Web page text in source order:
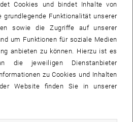
für Sauerstoff-Transport zwischen
Das gelingt durch das
man an der TU Wien viel Erfahrung
auf die richtige Weise von einem Gas
lässt, verhält sich die
man spricht von
das vorstellen wie bei der
Kugeln in der Trommel von einem
– also fluidisiert“, erklärt Stefan
Cookies und bindet Inhalte von
grundlegende Funktionalität unserer
sowie die Zugriffe auf unserer
um Funktionen für soziale Medien
anbieten zu können. Hierzu ist es
die jeweiligen Dienstanbieter
zu Cookies und Inhalten
Website finden Sie in unserer